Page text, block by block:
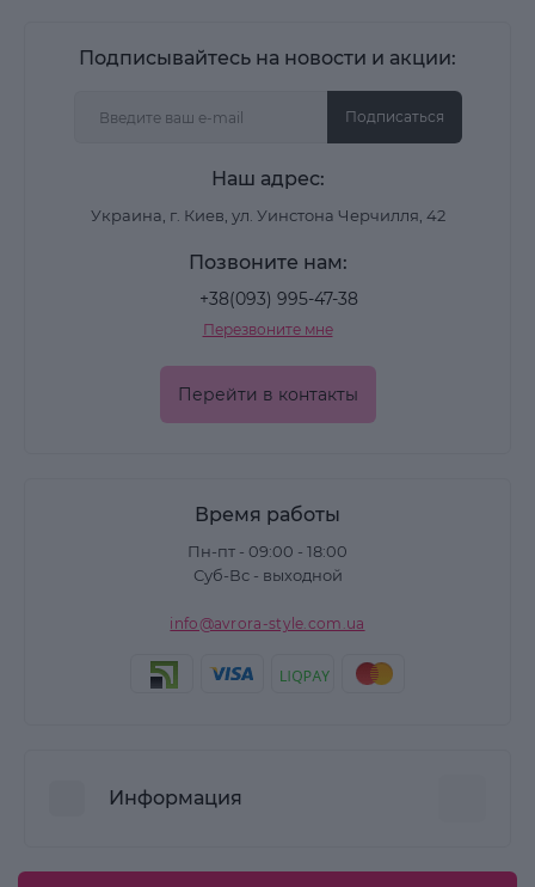
Подписывайтесь на новости и акции:
Подписаться
Наш адрес:
Украина, г. Киев, ул. Уинстона Черчилля, 42
Позвоните нам:
+38(093) 995-47-38
Перезвоните мне
Перейти в контакты
Время работы
Пн-пт - 09:00 - 18:00
Суб-Вс - выходной
info@avrora-style.com.ua
Информация